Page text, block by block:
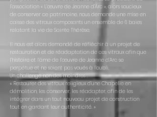
l’association « L’œuvre de Jeanne d’Arc », alors soucieux
de conserver ce patrimoine, nous demande une mise en
caisse des vitraux composants un ensemble de 6 baies
relatant la vie de Sainte Thérèse.
Il nous est alors demandé de réfléchir à un projet de
restauration et de réadaptation de ces vitraux afin que
l’histoire et l’âme de l’œuvre de Jeanne d’Arc se
perpétue et ne soient pas voués à l’oubli.
Un challenge non des moindres :
« Restaurer des vitraux religieux d’une Chapelle en
démolition, les conserver, les réadapter, afin de les
intégrer dans un tout nouveau projet de construction
tout en gardant leur authenticité. »